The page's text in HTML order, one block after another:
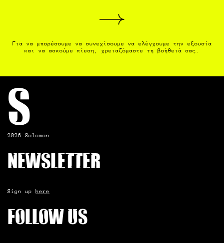
Για να μπορέσουμε να συνεχίσουμε να ελέγχουμε την εξουσία
και να ασκούμε πίεση, χρειαζόμαστε τη βοήθειά σας.
S
2026 Solomon
Newsletter
Sign up here
Follow us